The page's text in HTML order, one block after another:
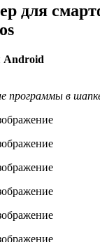
для
Android
программы в